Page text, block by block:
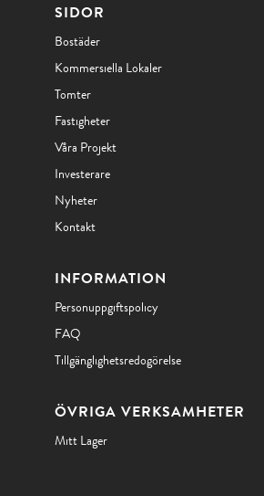
SIDOR
Bostäder
Kommersiella Lokaler
Tomter
Fastigheter
Våra Projekt
Investerare
Nyheter
Kontakt
INFORMATION
Personuppgiftspolicy
FAQ
Tillgänglighetsredogörelse
ÖVRIGA VERKSAMHETER
Mitt Lager